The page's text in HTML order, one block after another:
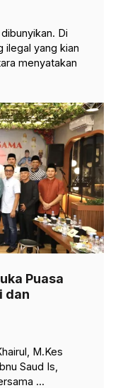
Di
ilegal yang kian
menyatakan
Puasa
dan
M.Kes
Saud Is,
...